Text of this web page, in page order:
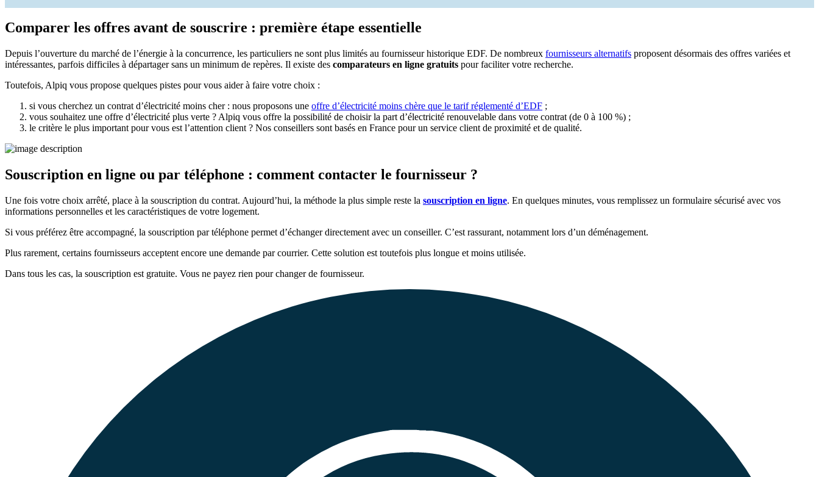
Comparer les offres avant de souscrire : première étape essentielle
Depuis l’ouverture du marché de l’énergie à la concurrence, les particuliers ne sont plus limités au fournisseur historique EDF. De nombreux fournisseurs alternatifs proposent désormais des offres variées et
intéressantes, parfois difficiles à départager sans un minimum de repères. Il existe des comparateurs en ligne gratuits pour faciliter votre recherche.
Toutefois, Alpiq vous propose quelques pistes pour vous aider à faire votre choix :
si vous cherchez un contrat d’électricité moins cher : nous proposons une offre d’électricité moins chère que le tarif réglementé d’EDF ;
vous souhaitez une offre d’électricité plus verte ? Alpiq vous offre la possibilité de choisir la part d’électricité renouvelable dans votre contrat (de 0 à 100 %) ;
le critère le plus important pour vous est l’attention client ? Nos conseillers sont basés en France pour un service client de proximité et de qualité.
Souscription en ligne ou par téléphone : comment contacter le fournisseur ?
Une fois votre choix arrêté, place à la souscription du contrat. Aujourd’hui, la méthode la plus simple reste la souscription en ligne. En quelques minutes, vous remplissez un formulaire sécurisé avec vos
informations personnelles et les caractéristiques de votre logement.
Si vous préférez être accompagné, la souscription par téléphone permet d’échanger directement avec un conseiller. C’est rassurant, notamment lors d’un déménagement.
Plus rarement, certains fournisseurs acceptent encore une demande par courrier. Cette solution est toutefois plus longue et moins utilisée.
Dans tous les cas, la souscription est gratuite. Vous ne payez rien pour changer de fournisseur.